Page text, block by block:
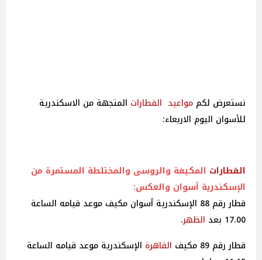
نستعرض لكم مواعيد القطارات المتجهة من الاسكندرية
للأسوان اليوم الاربعاء:
القطارات المكيفة والروسى والمختلطة المستمرة من
الإسكندرية أسوان والعكس:
قطار رقم 88 الإسكندرية أسوان مكيف موعد قيامه الساعة
17.00 بعد
الظهر.
قطار رقم 89 مكيف
القاهرة الإسكندرية موعد قيامه الساعة